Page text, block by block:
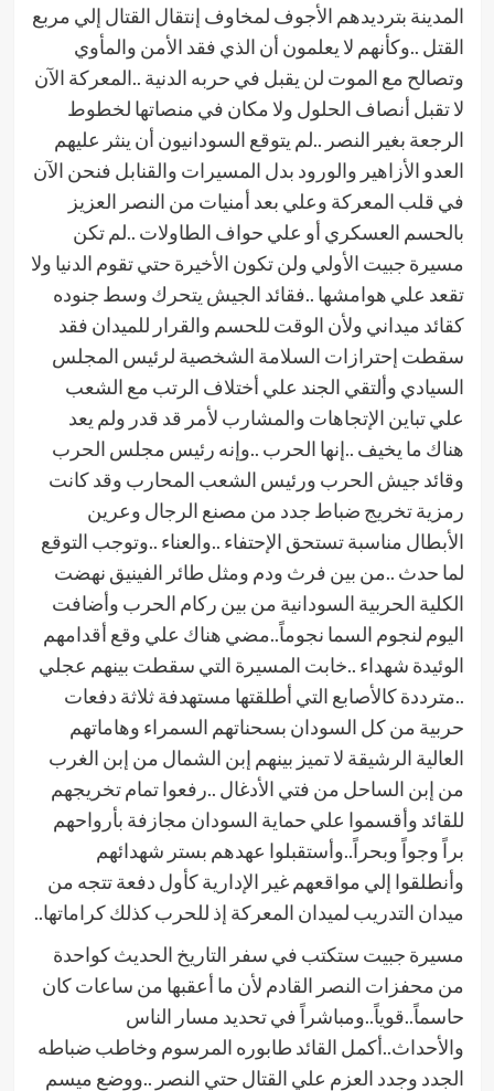
المدينة بترديدهم الأجوف لمخاوف إنتقال القتال إلي مربع
القتل ..وكأنهم لا يعلمون أن الذي فقد الأمن والمأوي
وتصالح مع الموت لن يقبل في حربه الدنية ..المعركة الآن
لا تقبل أنصاف الحلول ولا مكان في منصاتها لخطوط
الرجعة بغير النصر ..لم يتوقع السودانيون أن ينثر عليهم
العدو الأزاهير والورود بدل المسيرات والقنابل فنحن الآن
في قلب المعركة وعلي بعد أمنيات من النصر العزيز
بالحسم العسكري أو علي حواف الطاولات ..لم تكن
مسيرة جبيت الأولي ولن تكون الأخيرة حتي تقوم الدنيا ولا
تقعد علي هوامشها ..فقائد الجيش يتحرك وسط جنوده
كقائد ميداني ولأن الوقت للحسم والقرار للميدان فقد
سقطت إحترازات السلامة الشخصية لرئيس المجلس
السيادي وألتقي الجند علي أختلاف الرتب مع الشعب
علي تباين الإتجاهات والمشارب لأمر قد قدر ولم يعد
هناك ما يخيف ..إنها الحرب ..وإنه رئيس مجلس الحرب
وقائد جيش الحرب ورئيس الشعب المحارب وقد كانت
رمزية تخريج ضباط جدد من مصنع الرجال وعرين
الأبطال مناسبة تستحق الإحتفاء ..والعناء ..وتوجب التوقع
لما حدث ..من بين فرث ودم ومثل طائر الفينيق نهضت
الكلية الحربية السودانية من بين ركام الحرب وأضافت
اليوم لنجوم السما نجوماً..مضي هناك علي وقع أقدامهم
الوئيدة شهداء ..خابت المسيرة التي سقطت بينهم عجلي
..مترددة كالأصابع التي أطلقتها مستهدفة ثلاثة دفعات
حربية من كل السودان بسحناتهم السمراء وهاماتهم
العالية الرشيقة لا تميز بينهم إبن الشمال من إبن الغرب
من إبن الساحل من فتي الأدغال ..رفعوا تمام تخريجهم
للقائد وأقسموا علي حماية السودان مجازفة بأرواحهم
براً وجواً وبحراً..وأستقبلوا عهدهم بستر شهدائهم
وأنطلقوا إلي مواقعهم غير الإدارية كأول دفعة تتجه من
ميدان التدريب لميدان المعركة إذ للحرب كذلك كراماتها..
مسيرة جبيت ستكتب في سفر التاريخ الحديث كواحدة
من محفزات النصر القادم لأن ما أعقبها من ساعات كان
حاسماً..قوياً..ومباشراً في تحديد مسار الناس
والأحداث..أكمل القائد طابوره المرسوم وخاطب ضباطه
الجدد وجدد العزم علي القتال حتي النصر ..ووضع ميسم